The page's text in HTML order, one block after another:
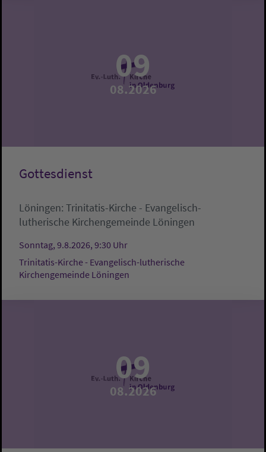
09
08.2026
Gottesdienst
Löningen: Trinitatis-Kirche - Evangelisch-
lutherische Kirchengemeinde Löningen
Sonntag, 9.8.2026, 9:30 Uhr
Trinitatis-Kirche - Evangelisch-lutherische
Kirchengemeinde Löningen
09
08.2026